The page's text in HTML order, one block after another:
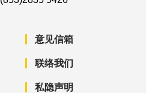
意见信箱
联络我们
私隐声明